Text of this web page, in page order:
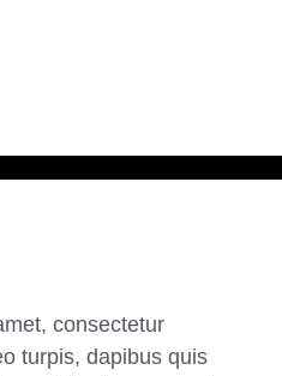
consectetur
turpis, dapibus quis